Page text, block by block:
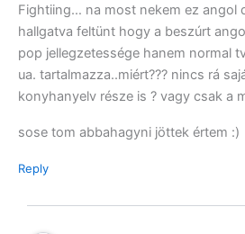
Fightiing… na most nekem ez angol
hallgatva feltünt hogy a beszúrt
pop jellegzetessége hanem normal
ua. tartalmazza..miért??? nincs rá
konyhanyelv része is ? vagy csak a
sose tom abbahagyni jöttek értem :)
Reply